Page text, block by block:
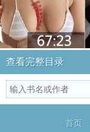
查看完整目录
首页